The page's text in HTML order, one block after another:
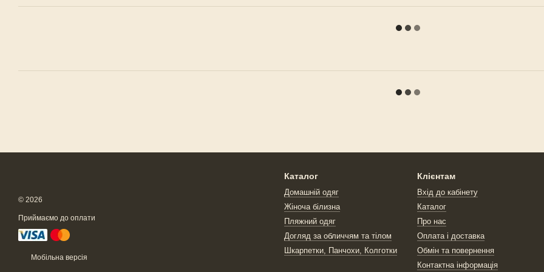
© 2026
Приймаємо до оплати
Мобільна версія
Каталог
Домашній одяг
Жіноча білизна
Пляжний одяг
Догляд за обличчям та тілом
Шкарпетки, Панчохи, Колготки
Клієнтам
Вхід до кабінету
Каталог
Про нас
Оплата і доставка
Обмін та повернення
Контактна інформація